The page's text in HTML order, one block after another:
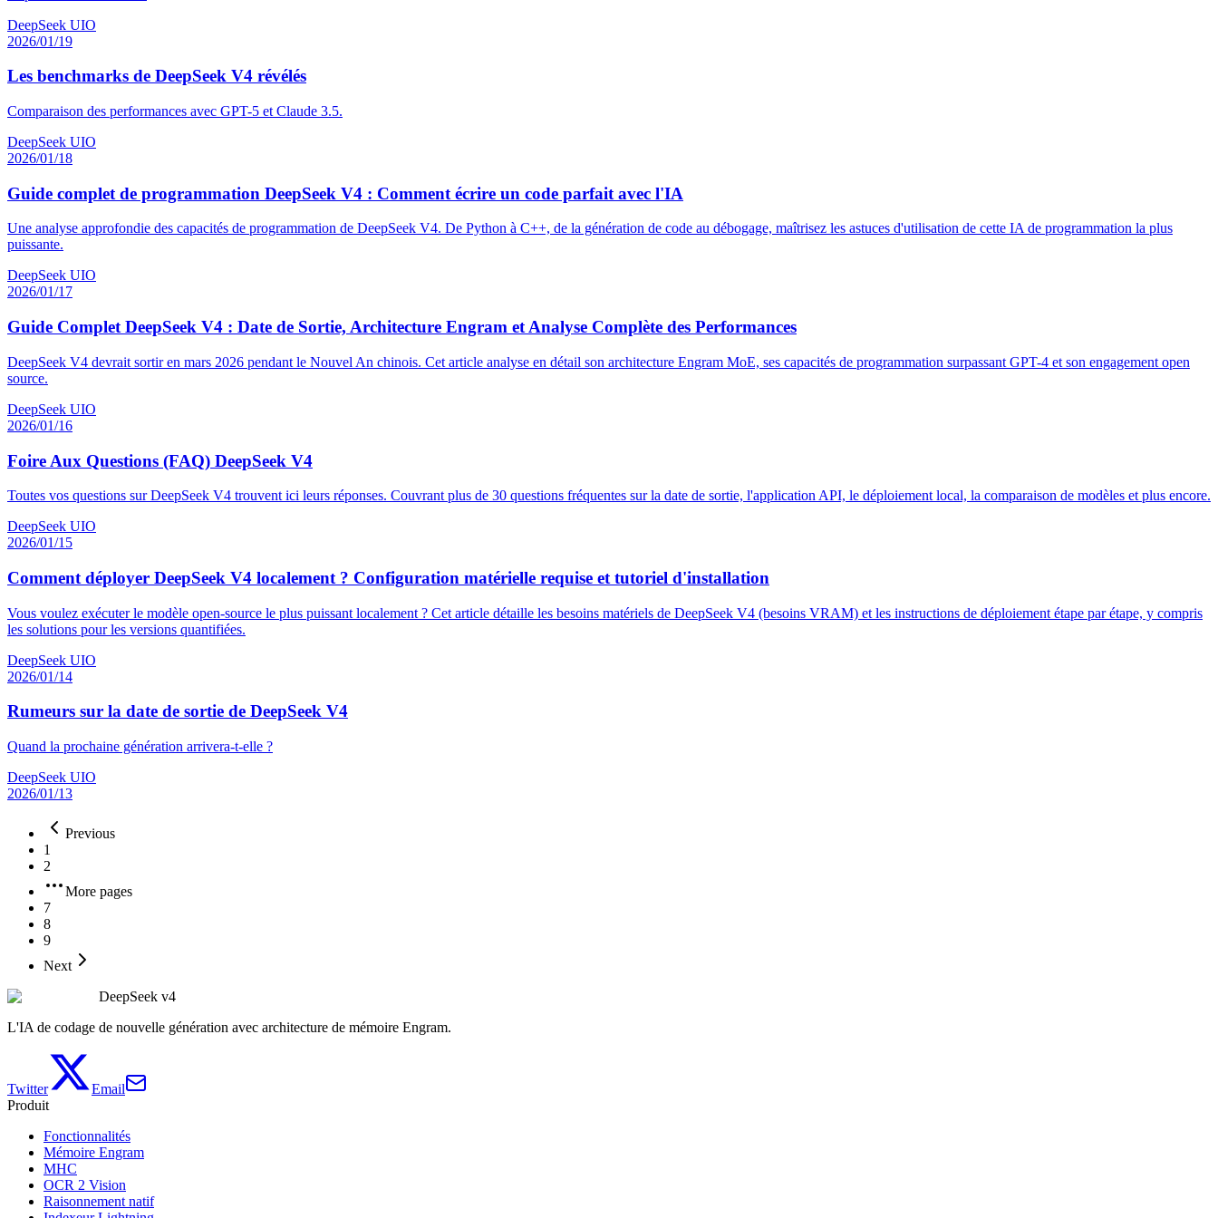
DeepSeek UIO
2026/01/19
Les benchmarks de DeepSeek V4 révélés
Comparaison des performances avec GPT-5 et Claude 3.5.
DeepSeek UIO
2026/01/18
Guide complet de programmation DeepSeek V4 : Comment écrire un code parfait avec l'IA
Une analyse approfondie des capacités de programmation de DeepSeek V4. De Python à C++, de la génération de code au débogage, maîtrisez les astuces d'utilisation de cette IA de programmation la plus
puissante.
DeepSeek UIO
2026/01/17
Guide Complet DeepSeek V4 : Date de Sortie, Architecture Engram et Analyse Complète des Performances
DeepSeek V4 devrait sortir en mars 2026 pendant le Nouvel An chinois. Cet article analyse en détail son architecture Engram MoE, ses capacités de programmation surpassant GPT-4 et son engagement open
source.
DeepSeek UIO
2026/01/16
Foire Aux Questions (FAQ) DeepSeek V4
Toutes vos questions sur DeepSeek V4 trouvent ici leurs réponses. Couvrant plus de 30 questions fréquentes sur la date de sortie, l'application API, le déploiement local, la comparaison de modèles et plus encore.
DeepSeek UIO
2026/01/15
Comment déployer DeepSeek V4 localement ? Configuration matérielle requise et tutoriel d'installation
Vous voulez exécuter le modèle open-source le plus puissant localement ? Cet article détaille les besoins matériels de DeepSeek V4 (besoins VRAM) et les instructions de déploiement étape par étape, y compris
les solutions pour les versions quantifiées.
DeepSeek UIO
2026/01/14
Rumeurs sur la date de sortie de DeepSeek V4
Quand la prochaine génération arrivera-t-elle ?
DeepSeek UIO
2026/01/13
Previous
1
2
More pages
7
8
9
Next
DeepSeek v4
L'IA de codage de nouvelle génération avec architecture de mémoire Engram.
Twitter
Email
Produit
Fonctionnalités
Mémoire Engram
MHC
OCR 2 Vision
Raisonnement natif